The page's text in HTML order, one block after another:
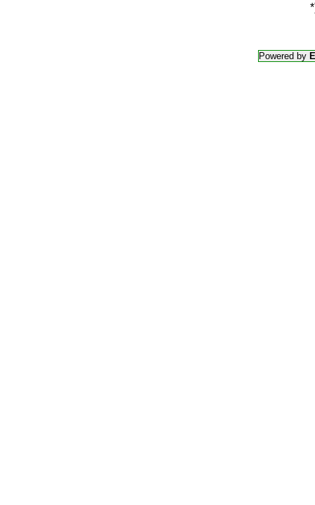
Powered by